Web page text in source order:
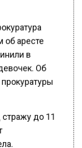
об аресте
в
Об
стражу до 11